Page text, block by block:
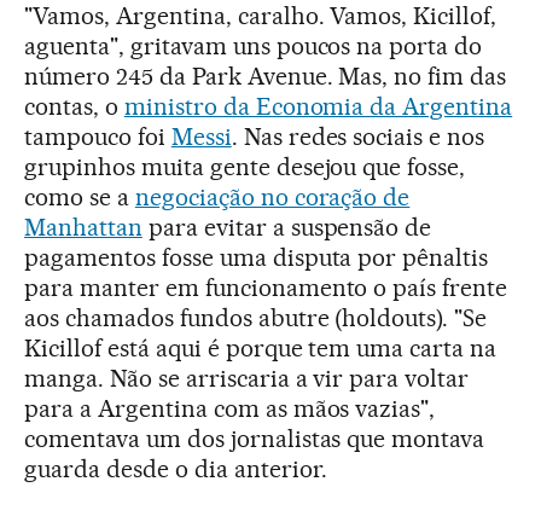
"Vamos, Argentina, caralho. Vamos, Kicillof,
aguenta", gritavam uns poucos na porta do
número 245 da Park Avenue. Mas, no fim das
contas, o ministro da Economia da Argentina
tampouco foi Messi. Nas redes sociais e nos
grupinhos muita gente desejou que fosse,
como se a negociação no coração de
Manhattan para evitar a suspensão de
pagamentos fosse uma disputa por pênaltis
para manter em funcionamento o país frente
aos chamados fundos abutre (holdouts). "Se
Kicillof está aqui é porque tem uma carta na
manga. Não se arriscaria a vir para voltar
para a Argentina com as mãos vazias",
comentava um dos jornalistas que montava
guarda desde o dia anterior.